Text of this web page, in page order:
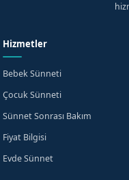
KVKK aydınlatma metnini
Hizmetler
Bebek Sünneti
Çocuk Sünneti
Sünnet Sonrası Bakım
Fiyat Bilgisi
Evde Sünnet